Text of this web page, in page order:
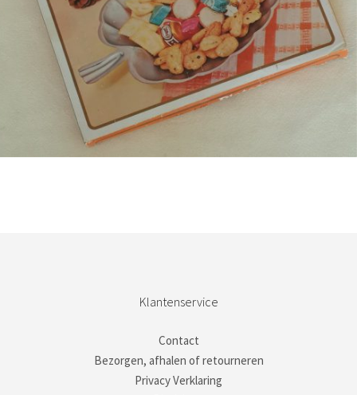
Klantenservice
Contact
Bezorgen, afhalen of retourneren
Privacy Verklaring